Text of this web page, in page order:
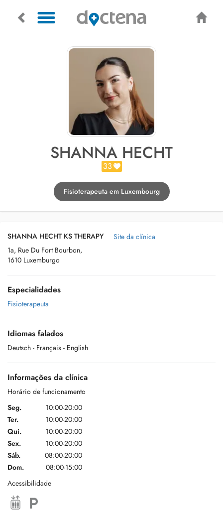
SHANNA HECHT
33
Fisioterapeuta em Luxembourg
SHANNA HECHT KS THERAPY
1a, Rue Du Fort Bourbon,
1610 Luxemburgo
Site da clínica
Especialidades
Fisioterapeuta
Idiomas falados
Deutsch - Français - English
Informações da clínica
Horário de funcionamento
Seg.
10:00-20:00
Ter.
10:00-20:00
Qui.
10:00-20:00
Sex.
10:00-20:00
Sáb.
08:00-20:00
Dom.
08:00-15:00
Acessibilidade